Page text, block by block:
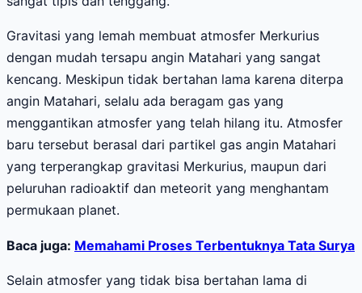
Gravitasi yang lemah membuat atmosfer Merkurius
dengan mudah tersapu angin Matahari yang sangat
kencang. Meskipun tidak bertahan lama karena diterpa
angin Matahari, selalu ada beragam gas yang
menggantikan atmosfer yang telah hilang itu. Atmosfer
baru tersebut berasal dari partikel gas angin Matahari
yang terperangkap gravitasi Merkurius, maupun dari
peluruhan radioaktif dan meteorit yang menghantam
permukaan planet.
Baca juga: Memahami Proses Terbentuknya Tata Surya
Selain atmosfer yang tidak bisa bertahan lama di